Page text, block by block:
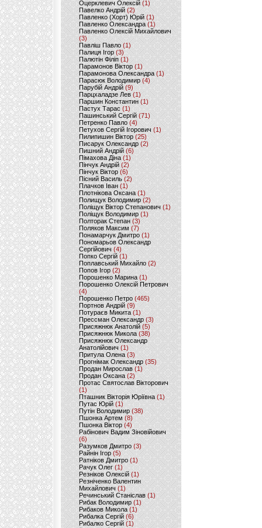
Оцерклевич Олексій (1)
Павелко Андрій (2)
Павленко (Хорт) Юрій (1)
Павленко Олександра (1)
Павленко Олексій Михайлович
(3)
Павліш Павло(1)
Палиця Ігор (3)
Палютін Філіп(1)
Парамонов Віктор (1)
Парамонова Олександра(1)
Парасюк Володимир(4)
Парубій Андрій (9)
Парцхаладзе Лев (1)
Паршин Константин(1)
Пастух Тарас (1)
Пашинський Сергій (71)
Петренко Павло (4)
Петухов Сергій Ігорович (1)
Пилипишин Віктор(25)
Писарук Олександр(2)
Пишний Андрій (6)
Пімахова Діна(1)
Пінчук Андрій(2)
Пінчук Віктор (6)
Пісний Василь (2)
Плачков Іван(1)
Плотнікова Оксана (1)
Полищук Володимир(2)
Поліщук Віктор Степанович(1)
Поліщук Володимир (1)
Полторак Степан(3)
Поляков Максим (7)
Понамарчук Дмитро (1)
Пономарьов Олександр
Сергійович(4)
Попко Сергій (1)
Поплавський Михайло (2)
Попов Ігор(2)
Порошенко Марина (1)
Порошенко Олексій Петрович
(4)
Порошенко Петро (465)
Портнов Андрій (9)
Потураєв Микита(1)
Прессман Олександр(3)
Присяжнюк Анатолій (5)
Присяжнюк Микола (38)
Присяжнюк Олександр
Анатолійович (1)
Притула Олена (3)
Прогнімак Олександр(35)
Продан Мирослав(1)
Продан Оксана (2)
Протас Святослав Вікторович
(1)
Пташник Вікторія Юріївна (1)
Путас Юрій (1)
Путін Володимир(38)
Пшонка Артем (8)
Пшонка Віктор(4)
Рабінович Вадим Зіновійович
(6)
Разумков Дмитро (3)
Райнін Ігор(5)
Ратніков Дмитро (1)
Рачук Олег (1)
Резніков Олексій(1)
Резніченко Валентин
Михайлович (1)
Речинський Станіслав (1)
Рибак Володимир(1)
Рибаков Микола(1)
Рибалка Сергій (6)
Рибалко Сергій (1)